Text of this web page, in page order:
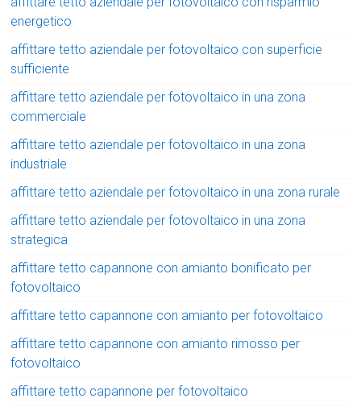
energetico
affittare tetto aziendale per fotovoltaico con superficie
sufficiente
affittare tetto aziendale per fotovoltaico in una zona
commerciale
affittare tetto aziendale per fotovoltaico in una zona
industriale
affittare tetto aziendale per fotovoltaico in una zona rurale
affittare tetto aziendale per fotovoltaico in una zona
strategica
affittare tetto capannone con amianto bonificato per
fotovoltaico
affittare tetto capannone con amianto per fotovoltaico
affittare tetto capannone con amianto rimosso per
fotovoltaico
affittare tetto capannone per fotovoltaico